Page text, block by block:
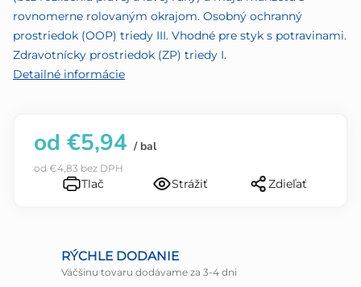
rovnomerne rolovaným okrajom. Osobný ochranný
prostriedok (OOP) triedy III. Vhodné pre styk s potravinami.
Zdravotnícky prostriedok (ZP) triedy I.
Detailné informácie
od €5,94 / bal
od €4,83 bez DPH
Tlač Strážiť Zdieľať
RÝCHLE DODANIE
Väčšinu tovaru dodávame za 3-4 dni